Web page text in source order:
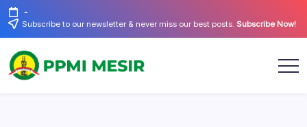
Skip
to
content
-
Subscribe to our newsletter & never miss our best posts. Subscribe Now!